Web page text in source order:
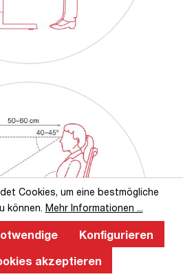
Cookies, um eine bestmögliche
können. Mehr Informationen ...
Konfigurieren
akzeptieren